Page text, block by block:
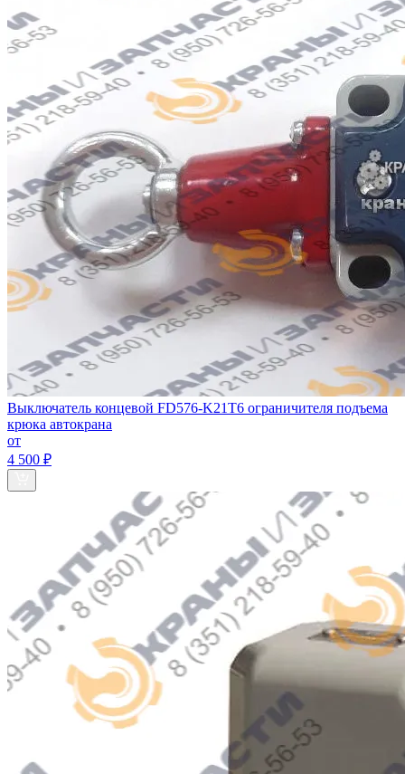
Выключатель концевой FD576-K21T6 ограничителя подъема
крюка автокрана
от
4 500 ₽